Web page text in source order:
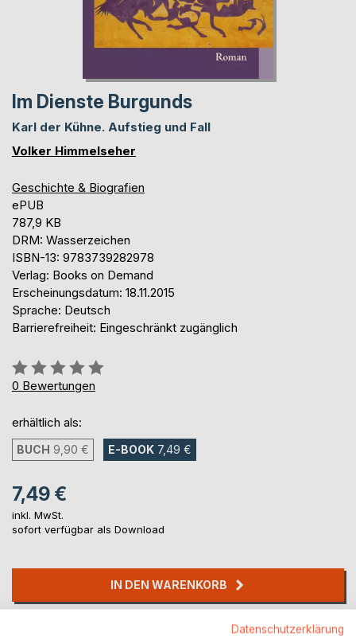
Im Dienste Burgunds
Karl der Kühne. Aufstieg und Fall
Volker Himmelseher
Geschichte & Biografien
ePUB
787,9 KB
DRM: Wasserzeichen
ISBN-13: 9783739282978
Verlag: Books on Demand
Erscheinungsdatum: 18.11.2015
Sprache: Deutsch
Barrierefreiheit: Eingeschränkt zugänglich
Bewertung::
0%
0 Bewertungen
erhältlich als:
BUCH 9,90 € E-BOOK 7,49 €
7,49 €
inkl. MwSt.
sofort verfügbar als Download
IN DEN WARENKORB
Datenschutzerklärung